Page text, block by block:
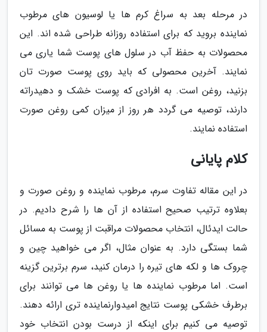
در مرحله بعد به سراغ کرم ها یا لوسیون های مرطوب
نماینده بروید که برای استفاده روزانه طراحی شده اند. این
محصولات به حفظ آب در سلول های پوست شما یاری می
نمایند. آخرین محصولی که باید روی پوست صورت تان
بزنید، روغن است. به افرادی که پوست خشک و دهیدراته
دارند، توصیه می گردد هر روز از میزان کمی روغن صورت
استفاده نمایند.
کلام پایانی
در این مقاله تفاوت سرم، مرطوب نماینده و روغن صورت و
بعلاوه ترتیب صحیح استفاده از آن ها را شرح دادیم. در
حالت ایدئال، انتخاب محصولات مراقبت از پوست به مسائل
شما بستگی دارد. به عنوان مثال، اگر می خواهید چین و
چروک ها و لکه های تیره را درمان کنید، سرم برترین گزینه
است. اما مرطوب نماینده ها یا روغن ها می توانند برای
برطرف خشکی پوست نتایج امیدوارنماینده تری ارائه دهند.
توصیه می کنیم برای اینکه از درست بودن انتخاب خود